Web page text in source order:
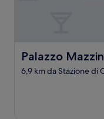
Palazzo
Palazzo Mazzini
6,9 km da Stazione di